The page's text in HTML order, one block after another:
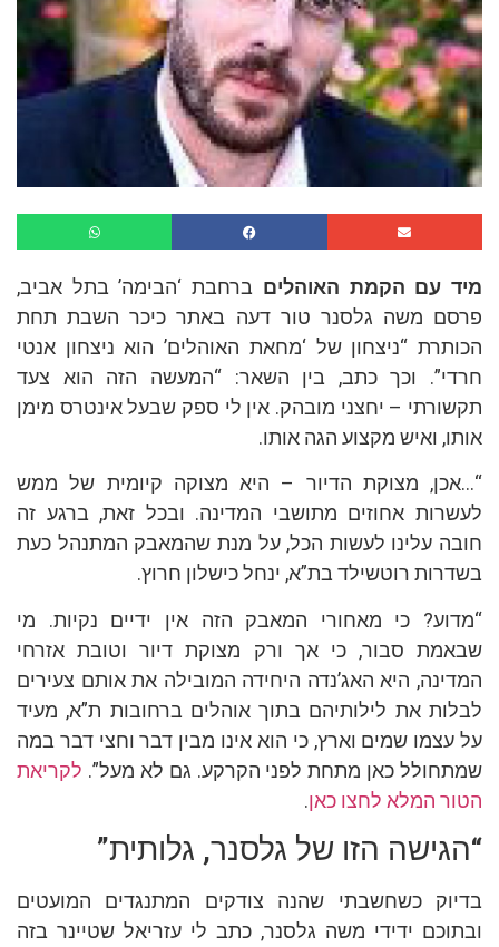
מיד עם הקמת האוהלים ברחבת ‘הבימה’ בתל אביב,
פרסם משה גלסנר טור דעה באתר כיכר השבת תחת
הכותרת “ניצחון של ‘מחאת האוהלים’ הוא ניצחון אנטי
חרדי”. וכך כתב, בין השאר: “המעשה הזה הוא צעד
תקשורתי – יחצני מובהק. אין לי ספק שבעל אינטרס מימן
אותו, ואיש מקצוע הגה אותו.
“…אכן, מצוקת הדיור – היא מצוקה קיומית של ממש
לעשרות אחוזים מתושבי המדינה. ובכל זאת, ברגע זה
חובה עלינו לעשות הכל, על מנת שהמאבק המתנהל כעת
בשדרות רוטשילד בת”א, ינחל כישלון חרוץ.
“מדוע? כי מאחורי המאבק הזה אין ידיים נקיות. מי
שבאמת סבור, כי אך ורק מצוקת דיור וטובת אזרחי
המדינה, היא האג’נדה היחידה המובילה את אותם צעירים
לבלות את לילותיהם בתוך אוהלים ברחובות ת”א, מעיד
על עצמו שמים וארץ, כי הוא אינו מבין דבר וחצי דבר במה
שמתחולל כאן מתחת לפני הקרקע. גם לא מעל”. לקריאת
הטור המלא לחצו כאן.
“הגישה הזו של גלסנר, גלותית”
בדיוק כשחשבתי שהנה צודקים המתנגדים המועטים
ובתוכם ידידי משה גלסנר, כתב לי עזריאל שטיינר בזה